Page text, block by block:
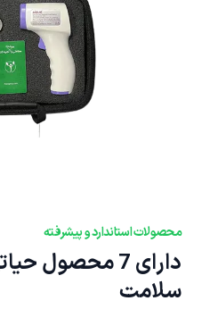
محصولات استاندارد و پیشرفته
دارای 7 محصول
سلامت